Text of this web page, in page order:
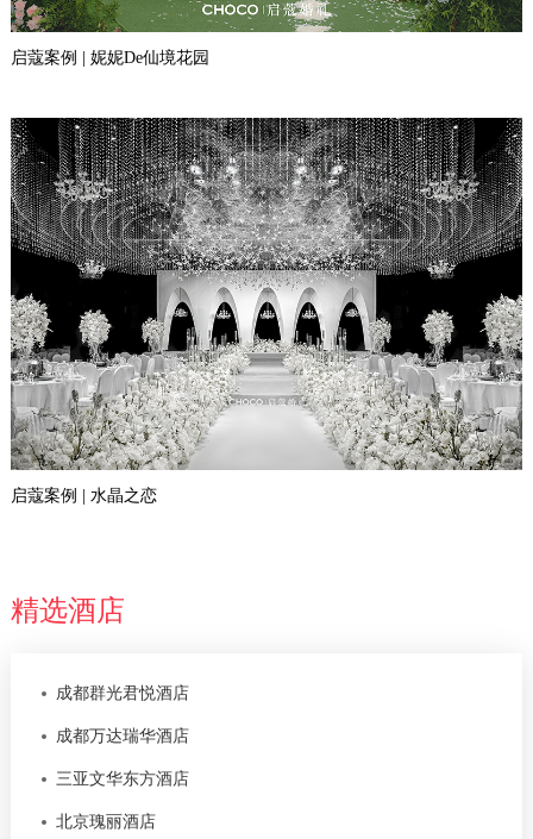
启蔻案例 | 妮妮De仙境花园
启蔻案例 | 水晶之恋
精选酒店
成都群光君悦酒店
成都万达瑞华酒店
三亚文华东方酒店
北京瑰丽酒店